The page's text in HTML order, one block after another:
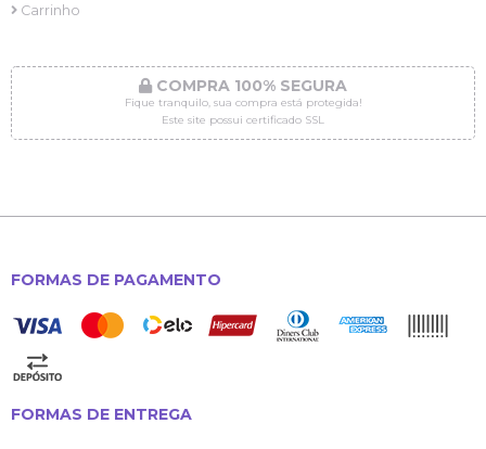
Carrinho
COMPRA 100% SEGURA
Fique tranquilo, sua compra está protegida!
Este site possui certificado SSL
FORMAS DE PAGAMENTO
FORMAS DE ENTREGA